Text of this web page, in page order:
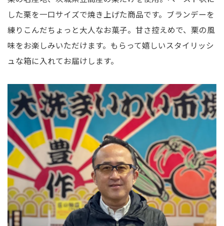
した栗を一口サイズで焼き上げた商品です。ブランデーを
練りこんだちょっと大人なお菓子。甘さ控えめで、栗の風
味をお楽しみいただけます。もらって嬉しいスタイリッシ
ュな箱に入れてお届けします。